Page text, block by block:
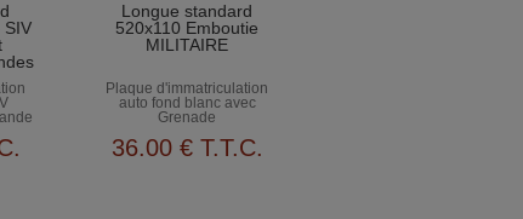
SIV
Longue standard
520x110 Emboutie
MILITAIRE
Plaque d'immatriculation
auto fond blanc avec
Grenade
36.00 € T.T.C.